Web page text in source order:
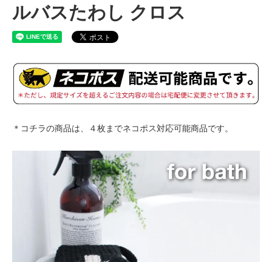
ルバスたわし クロス
＊コチラの商品は、４枚までネコポス対応可能商品です。